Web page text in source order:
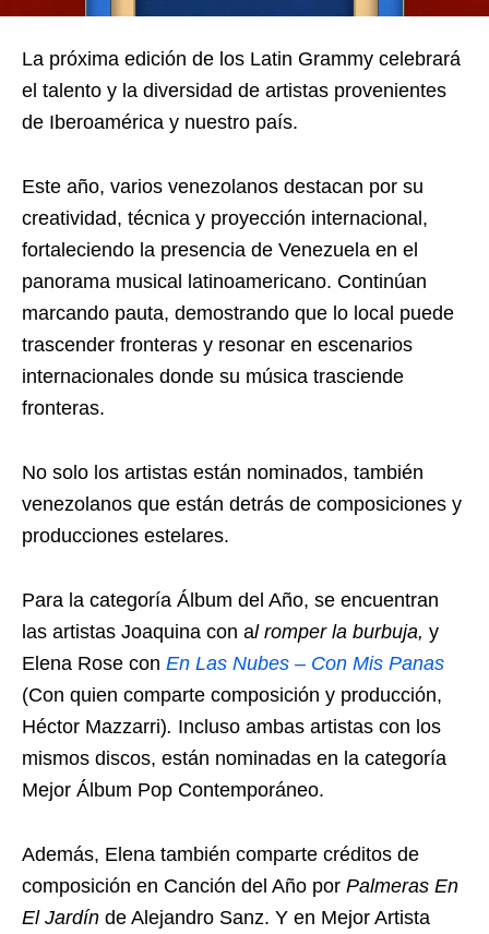
La próxima edición de los Latin Grammy celebrará
el talento y la diversidad de artistas provenientes
de Iberoamérica y nuestro país.
Este año, varios venezolanos destacan por su
creatividad, técnica y proyección internacional,
fortaleciendo la presencia de Venezuela en el
panorama musical latinoamericano. Continúan
marcando pauta, demostrando que lo local puede
trascender fronteras y resonar en escenarios
internacionales donde su música trasciende
fronteras.
No solo los artistas están nominados, también
venezolanos que están detrás de composiciones y
producciones estelares.
Para la categoría Álbum del Año, se encuentran
las artistas Joaquina con al romper la burbuja, y
Elena Rose con En Las Nubes – Con Mis Panas
(Con quien comparte composición y producción,
Héctor Mazzarri). Incluso ambas artistas con los
mismos discos, están nominadas en la categoría
Mejor Álbum Pop Contemporáneo.
Además, Elena también comparte créditos de
composición en Canción del Año por Palmeras En
El Jardín de Alejandro Sanz. Y en Mejor Artista